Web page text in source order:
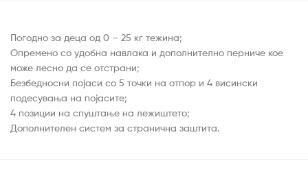
Погодно за деца од 0 – 25 кг тежина;
Опремено со удобна навлака и дополнително перниче кое
може лесно да се отстрани;
Безбедносни појаси со 5 точки на отпор и 4 висински
подесувања на појасите;
4 позиции на спуштање на лежиштето;
Дополнителен систем за странична заштита.